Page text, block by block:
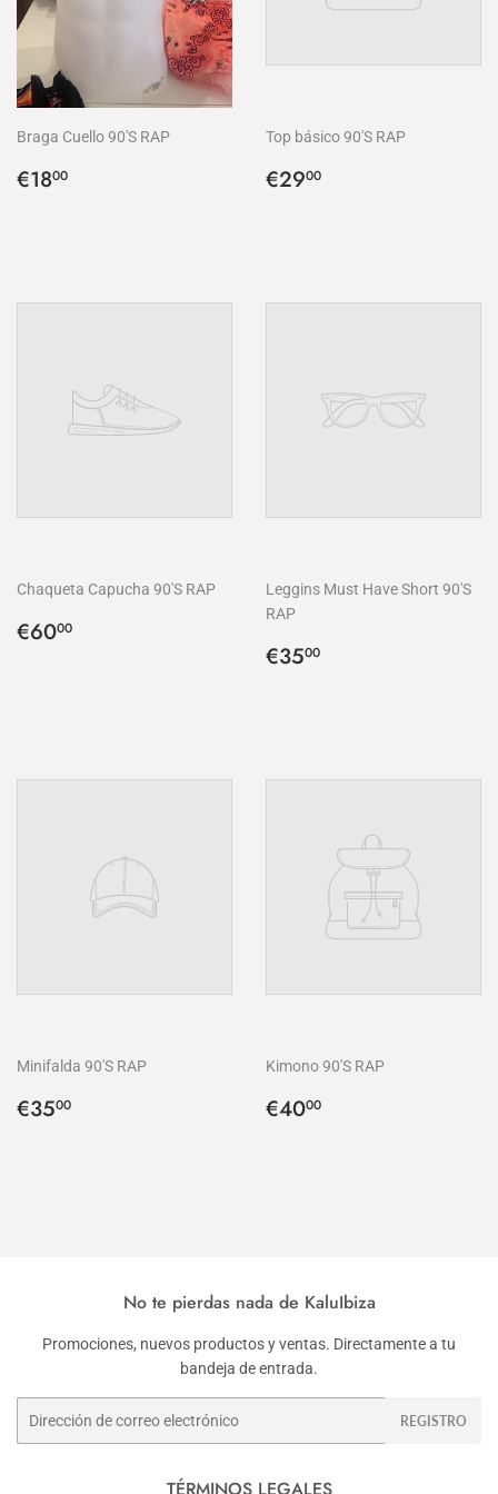
Braga Cuello 90'S RAP
Precio
habitual
€1800
Top básico 90'S RAP
Precio
habitual
€2900
Chaqueta Capucha 90'S RAP
Precio
habitual
€6000
Leggins Must Have Short 90'S
RAP
Precio
habitual
€3500
Minifalda 90'S RAP
Precio
habitual
€3500
Kimono 90'S RAP
Precio
habitual
€4000
No te pierdas nada de KaluIbiza
Promociones, nuevos productos y ventas. Directamente a tu
bandeja de entrada.
REGISTRO
TÉRMINOS LEGALES